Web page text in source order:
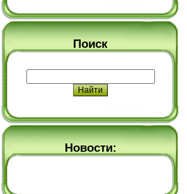
Поиск
Новости: